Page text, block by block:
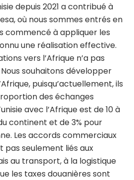
depuis 2021 a contribué à
où nous sommes entrés en
commencé à appliquer les
une réalisation effective.
vers l’Afrique n’a pas
souhaitons développer
puisqu’actuellement, ils
des échanges
avec l’Afrique est de 10 à
continent et de 3% pour
Les accords commerciaux
pas seulement liés aux
au transport, à la logistique
les taxes douanières sont